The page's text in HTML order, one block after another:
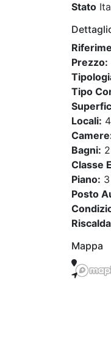
Stato
Prezzo:
Tipo
Locali: 4
Bagni: 2
Classe
Piano:
Posto
Mappa